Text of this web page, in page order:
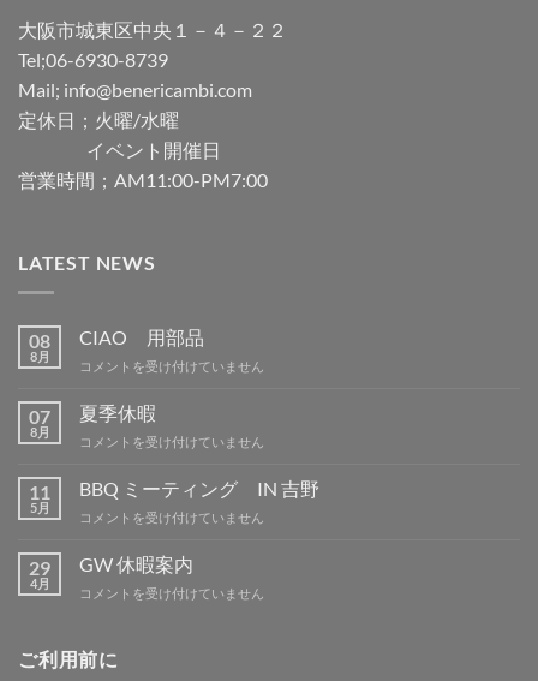
大阪市城東区中央１－４－２２
Tel;06-6930-8739
Mail; info@benericambi.com
定休日；火曜/水曜
イベント開催日
営業時間；AM11:00-PM7:00
LATEST NEWS
08
8月
CIAO 用部品
CIAO
部
品
は
コメントを受け付けていません
07
8月
夏季休暇
夏
休
暇
は
コメントを受け付けていません
11
5月
BBQ ミーティング IN 吉野
BBQ
ー
テ
ィ
IN
コメントを受け付けていません
29
4月
GW 休暇案内
GW
案
内
コメントを受け付けていません
ご利用前に